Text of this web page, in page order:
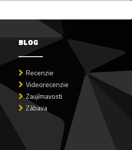
BLOG
Recenzie
Videorecenzie
Zaujímavosti
Zábava